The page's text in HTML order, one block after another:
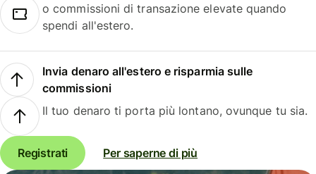
o commissioni di transazione elevate quando
spendi all'estero.
Invia denaro all'estero e risparmia sulle
commissioni
Il tuo denaro ti porta più lontano, ovunque tu sia.
Registrati Per saperne di più